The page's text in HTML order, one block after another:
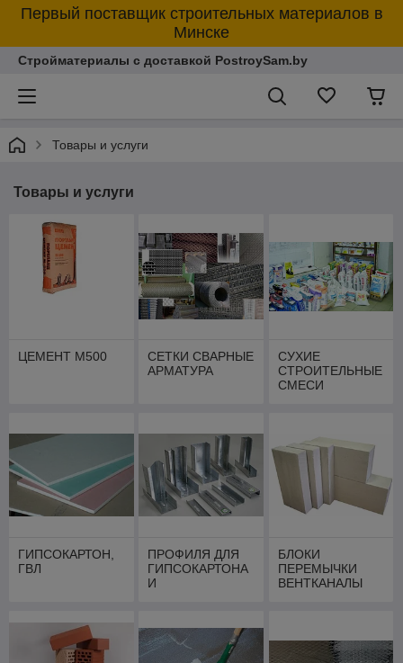
Первый поставщик строительных материалов в
Минске
Стройматериалы с доставкой PostroySam.by
Товары и услуги
Товары и услуги
ЦЕМЕНТ М500
СЕТКИ СВАРНЫЕ
АРМАТУРА
СУХИЕ
СТРОИТЕЛЬНЫЕ
СМЕСИ
ГИПСОКАРТОН,
ГВЛ
ПРОФИЛЯ ДЛЯ
ГИПСОКАРТОНА
И
БЛОКИ
ПЕРЕМЫЧКИ
ВЕНТКАНАЛЫ